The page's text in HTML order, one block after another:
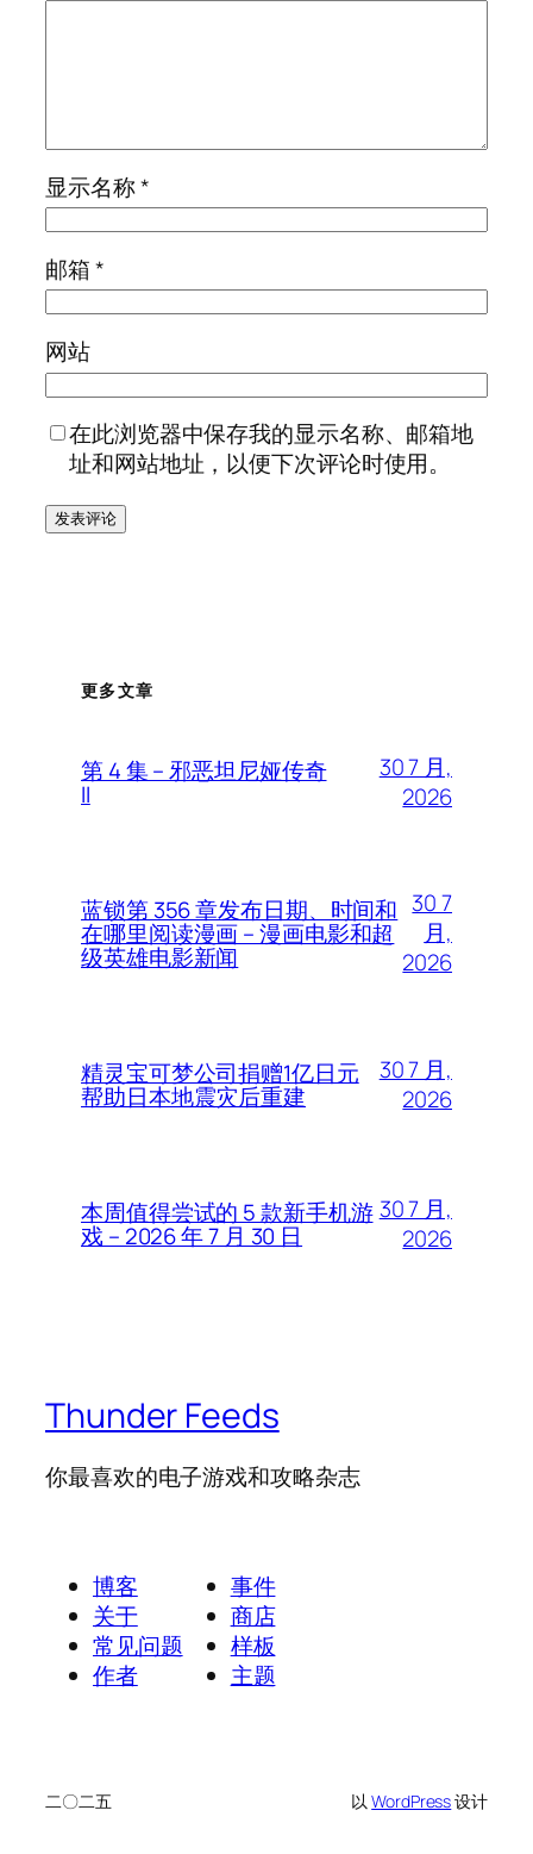
显示名称*
邮箱*
网站
在此浏览器中保存我的显示名称、邮箱地
址和网站地址，以便下次评论时使用。
更多文章
第 4 集 – 邪恶坦尼娅传奇
II
30 7 月,
2026
蓝锁第 356 章发布日期、时间和
在哪里阅读漫画 – 漫画电影和超
级英雄电影新闻
30 7
月,
2026
精灵宝可梦公司捐赠1亿日元
帮助日本地震灾后重建
30 7 月,
2026
本周值得尝试的 5 款新手机游
戏 – 2026 年 7 月 30 日
30 7 月,
2026
Thunder Feeds
你最喜欢的电子游戏和攻略杂志
博客
关于
常见问题
作者
事件
商店
样板
主题
二〇二五 以WordPress设计